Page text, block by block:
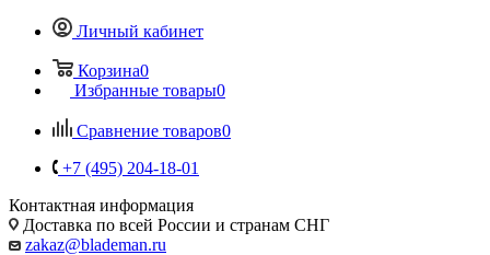
Личный кабинет
Корзина0
Избранные товары0
Сравнение товаров0
+7 (495) 204-18-01
Контактная информация
Доставка по всей России и странам СНГ
zakaz@blademan.ru